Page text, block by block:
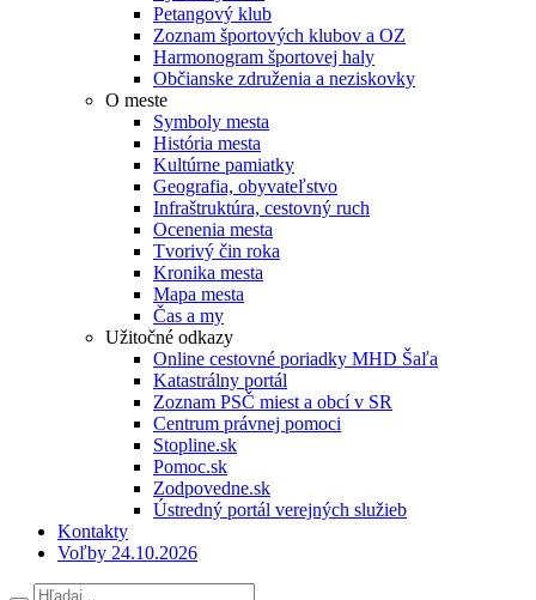
Petangový klub
Zoznam športových klubov a OZ
Harmonogram športovej haly
Občianske združenia a neziskovky
O meste
Symboly mesta
História mesta
Kultúrne pamiatky
Geografia, obyvateľstvo
Infraštruktúra, cestovný ruch
Ocenenia mesta
Tvorivý čin roka
Kronika mesta
Mapa mesta
Čas a my
Užitočné odkazy
Online cestovné poriadky MHD Šaľa
Katastrálny portál
Zoznam PSČ miest a obcí v SR
Centrum právnej pomoci
Stopline.sk
Pomoc.sk
Zodpovedne.sk
Ústredný portál verejných služieb
Kontakty
Voľby 24.10.2026